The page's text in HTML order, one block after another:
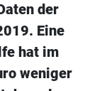
der
Eine
hat im
weniger